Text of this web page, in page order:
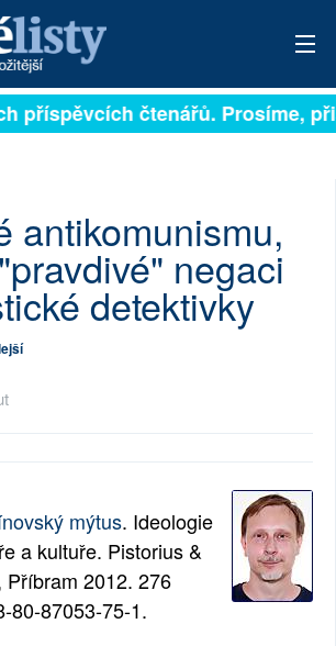
čtenářů. Prosíme,
antikomunismu,
negaci
detektivky
mýtus. Ideologie
a kultuře. Pistorius &
Příbram 2012. 276
80-87053-75-1.